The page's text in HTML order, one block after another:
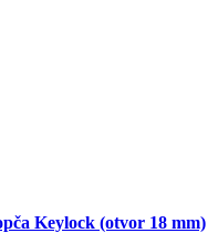
Keylock (otvor 18 mm)